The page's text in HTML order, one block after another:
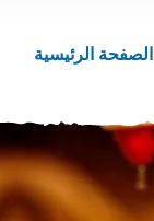
الصفحة الرئيسية